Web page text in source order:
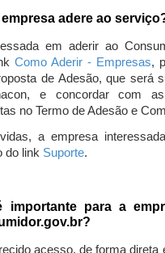
adere ao
em aderir ao
Como Aderir - Empresas,
de Adesão, que será
e concordar com
no Termo de Adesão e
a empresa
do link Suporte.
importante para a
acesso, de forma direta